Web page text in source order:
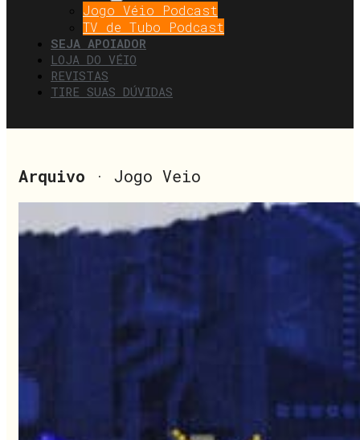
Jogo Véio Podcast
TV de Tubo Podcast
SEJA APOIADOR
LOJA DO VÉIO
REVISTAS
TIRE SUAS DÚVIDAS
Arquivo · Jogo Veio